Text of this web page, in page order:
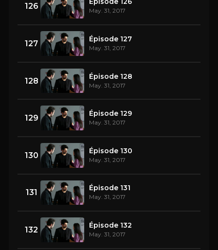
126 May. 31, 2017
127 Épisode 127
May. 31, 2017
128 Épisode 128
May. 31, 2017
129 Épisode 129
May. 31, 2017
130 Épisode 130
May. 31, 2017
131 Épisode 131
May. 31, 2017
132 Épisode 132
May. 31, 2017